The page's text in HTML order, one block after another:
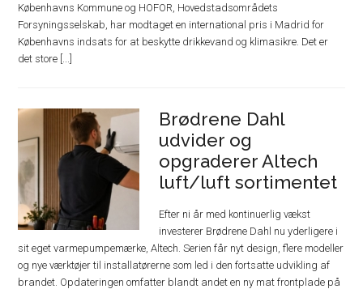
Københavns Kommune og HOFOR, Hovedstadsområdets
Forsyningsselskab, har modtaget en international pris i Madrid for
Københavns indsats for at beskytte drikkevand og klimasikre. Det er
det store [...]
Brødrene Dahl
udvider og
opgraderer Altech
luft/luft sortimentet
Efter ni år med kontinuerlig vækst
investerer Brødrene Dahl nu yderligere i
sit eget varmepumpemærke, Altech. Serien får nyt design, flere modeller
og nye værktøjer til installatørerne som led i den fortsatte udvikling af
brandet. Opdateringen omfatter blandt andet en ny mat frontplade på